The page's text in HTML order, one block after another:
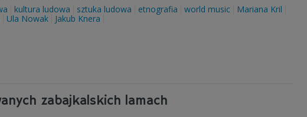
kultura ludowa sztuka ludowa etnografia world music
Mariana Kril
Ula Nowak Jakub Knera
zabajkalskich lamach